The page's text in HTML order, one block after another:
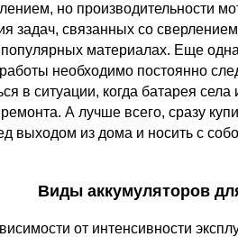
но производительности
задач, связанных со
популярных материалах. Еще
необходимо постоянно
в ситуации, когда батарея
ремонта. А лучше всего, сразу
выходом из дома и носить с
Виды аккумуляторов
от интенсивности